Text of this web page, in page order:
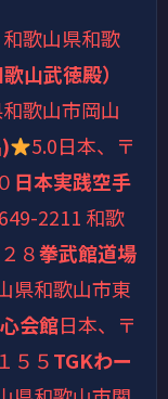
歌山県和歌
山武徳殿）
歌山市岡山
5.0日本、〒
日本実践空手
2211 和歌
８拳武館道場
県和歌山市東
会館日本、〒
５５TGKわー